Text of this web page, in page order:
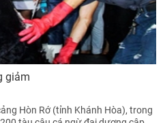
giảm
Hòn Rớ (tỉnh Khánh Hòa), trong